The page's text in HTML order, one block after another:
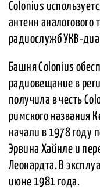
Colonius
антенн аналогового
радиослужб УКВ-
Башня Colonius
радиовещание в
получила в честь
римского названия
начали в 1978 году
Эрвина Хайнле и
Леонардта. В
июне 1981 года.